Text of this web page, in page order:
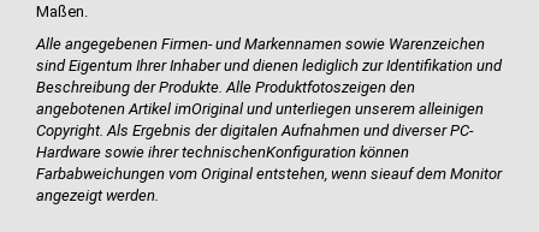
Maßen.
Alle angegebenen Firmen- und Markennamen sowie Warenzeichen
sind Eigentum Ihrer Inhaber und dienen lediglich zur Identifikation und
Beschreibung der Produkte.Alle Produktfotoszeigen den
angebotenen Artikel imOriginal und unterliegen unserem alleinigen
Copyright. Als Ergebnis der digitalen Aufnahmen und diverser PC-
Hardware sowie ihrer technischenKonfiguration können
Farbabweichungen vom Original entstehen, wenn sieauf dem Monitor
angezeigt werden.